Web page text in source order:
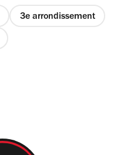
3e arrondissement